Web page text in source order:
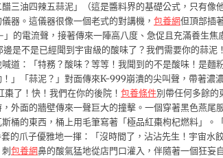
三油四辣五蒜泥」（這是醬料界的基礎公式，只有像
器。這儀器很像一個老式的對講機， 包養網但頂部插
電流聲，接著傳來一陣高八度、急促且充滿養生焦
是不是已經聞到宇宙級的酸味了？我們需要你的蒜泥
道：「特務？酸味？等等！我聞到的不是酸味！是麵
」「蒜泥？」對面傳來K-999崩潰的尖叫聲，帶著濃
了！快！我們在你的後院！ 包養條件別帶任何多餘
外面的牆壁傳來一聲巨大的撞擊。一個穿著黑色燕尾
桶的東西，桶上用毛筆寫著「極品紅棗枸杞燃料」
的爪子優雅地一揮：「沒時間了，沾沾先生！宇宙水
包養網鼻的酸氣猛地從店門口灌入，伴隨著一個狂妄